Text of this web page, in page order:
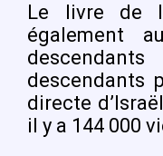
Le livre de
également
descendants
directe
il y a 144 000